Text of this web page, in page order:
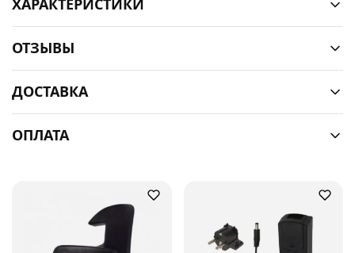
ХАРАКТЕРИСТИКИ
ОТЗЫВЫ
ДОСТАВКА
ОПЛАТА